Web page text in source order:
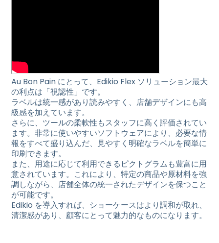
Au Bon Pain にとって、Edikio Flex ソリューション最大
の利点は「視認性」です。
ラベルは統一感があり読みやすく、店舗デザインにも高
級感を加えています。
さらに、ツールの柔軟性もスタッフに高く評価されてい
ます。非常に使いやすいソフトウェアにより、必要な情
報をすべて盛り込んだ、見やすく明確なラベルを簡単に
印刷できます。
また、用途に応じて利用できるピクトグラムも豊富に用
意されています。これにより、特定の商品や原材料を強
調しながら、店舗全体の統一されたデザインを保つこと
が可能です。
Edikio を導入すれば、ショーケースはより調和が取れ、
清潔感があり、顧客にとって魅力的なものになります。